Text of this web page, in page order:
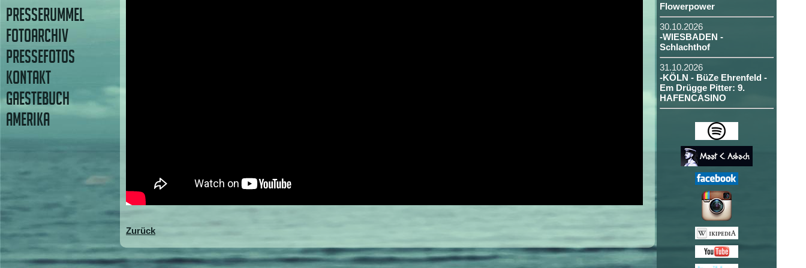
Zurück
PRESSERUMMEL
FOTOARCHIV
PRESSEFOTOS
KONTAKT
GAESTEBUCH
AMERIKA
Flowerpower
30.10.2026
-WIESBADEN -
Schlachthof
31.10.2026
-KÖLN - BüZe Ehrenfeld -
Em Drügge Pitter: 9.
HAFENCASINO